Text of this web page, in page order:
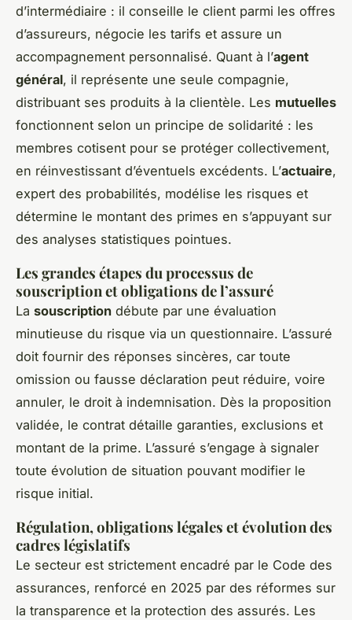
d’intermédiaire : il conseille le client parmi les offres
d’assureurs, négocie les tarifs et assure un
accompagnement personnalisé. Quant à l’agent
général, il représente une seule compagnie,
distribuant ses produits à la clientèle. Les mutuelles
fonctionnent selon un principe de solidarité : les
membres cotisent pour se protéger collectivement,
en réinvestissant d’éventuels excédents. L’actuaire,
expert des probabilités, modélise les risques et
détermine le montant des primes en s’appuyant sur
des analyses statistiques pointues.
Les grandes étapes du processus de
souscription et obligations de l’assuré
La souscription débute par une évaluation
minutieuse du risque via un questionnaire. L’assuré
doit fournir des réponses sincères, car toute
omission ou fausse déclaration peut réduire, voire
annuler, le droit à indemnisation. Dès la proposition
validée, le contrat détaille garanties, exclusions et
montant de la prime. L’assuré s’engage à signaler
toute évolution de situation pouvant modifier le
risque initial.
Régulation, obligations légales et évolution des
cadres législatifs
Le secteur est strictement encadré par le Code des
assurances, renforcé en 2025 par des réformes sur
la transparence et la protection des assurés. Les